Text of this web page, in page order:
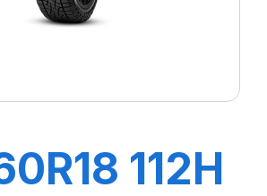
112H